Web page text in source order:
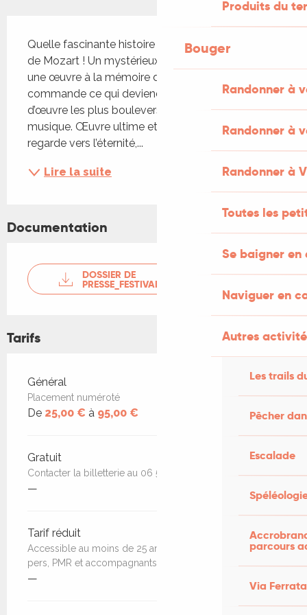
Produits du
Bouger
Randonner à
Randonner à
Randonner à
Toutes les
Se baigner en
Naviguer en
Autres
Les trails
Pêcher
Escalade
parcours
Via Ferrata
Quelle fascinante histoire que celle du Requiem
de Mozart ! Un mystérieux messager, souhaitant
une œuvre à la mémoire de sa femme,
commande ce qui deviendra l’un des chefs-
d’œuvre les plus bouleversants de l’histoire de la
musique. Œuvre ultime et inachevée, le Requiem
regarde vers l’éternité,...
Lire la suite
Documentation
DOSSIER DE
PRESSE_FESTIVAL_ROCAMADOUR_2025_WEB
Tarifs
Tarifs 2026
Général
Placement numéroté
De 25,00 € à 95,00 €
Gratuit
Contacter la billetterie au 06 52 74 01 06
—
Tarif réduit
Accessible au moins de 25 ans, groupes de plus de 10
pers, PMR et accompagnants
—